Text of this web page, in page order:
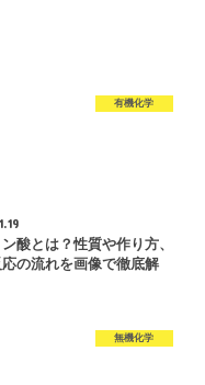
有機化学
酸とは？性質や作り方、
の流れを画像で徹底解
無機化学